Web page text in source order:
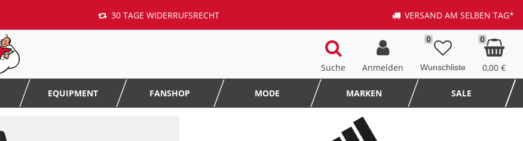
30 TAGE WIDERRUFSRECHT VERSAND AM SELBEN TAG*
Suche Anmelden
0 0
0,00 €
EQUIPMENT FANSHOP MODE MARKEN SALE